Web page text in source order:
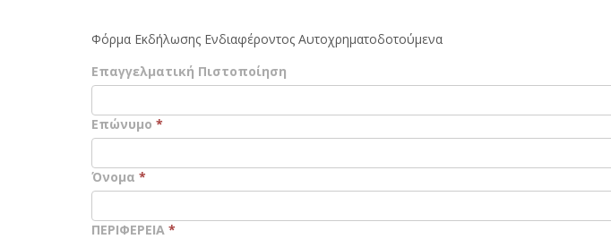
Φόρμα Εκδήλωσης Ενδιαφέροντος Αυτοχρηματοδοτούμενα
Επαγγελματική Πιστοποίηση
Επώνυμο *
Όνομα *
ΠΕΡΙΦΕΡΕΙΑ *